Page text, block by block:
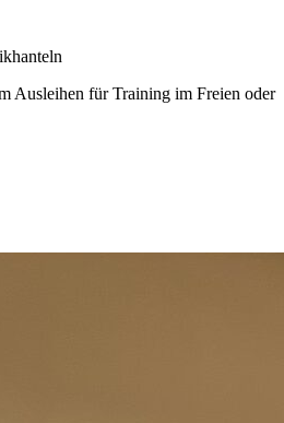
Ausleihen für Training im Freien oder